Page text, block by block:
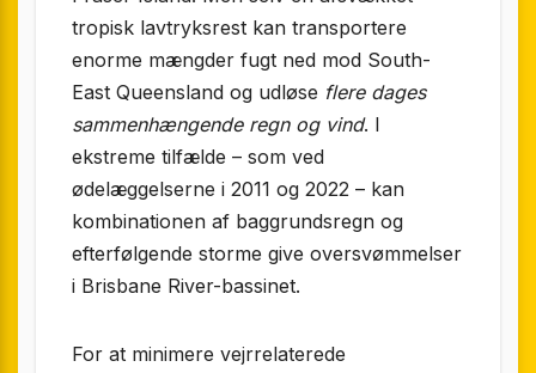
tropisk lavtryksrest kan transportere
enorme mængder fugt ned mod South-
East Queensland og udløse flere dages
sammenhængende regn og vind. I
ekstreme tilfælde – som ved
ødelæggelserne i 2011 og 2022 – kan
kombinationen af baggrundsregn og
efterfølgende storme give oversvømmelser
i Brisbane River-bassinet.
For at minimere vejrrelaterede